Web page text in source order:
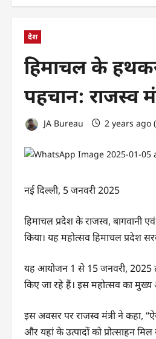
देश
हिमाचल के
पहचान: राजस्व
JA Bureau 2 years ago
नई दिल्ली, 5 जनवरी 2025
हिमाचल प्रदेश के राजस्व, बागवानी
किया। यह महोत्सव हिमाचल प्रदेश
यह आयोजन 1 से 15 जनवरी, 2025 तक
किए जा रहे हैं। इस महोत्सव का मुख्य
इस अवसर पर राजस्व मंत्री ने कहा,
और यहां के उत्पादों को प्रोत्साहन